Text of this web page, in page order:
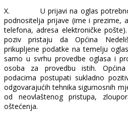
X.
U prijavi na oglas
podnositelja prijave (ime i prezime,
telefona, adresa elektroničke
poziv pristaju da Općina
prikupljene podatke na temelju
samo u svrhu provedbe oglasa i
osoba za provedbu istih.
podacima postupati sukladno
odgovarajućih tehnika sigurnosnih
od neovlaštenog pristupa,
oštećenja.